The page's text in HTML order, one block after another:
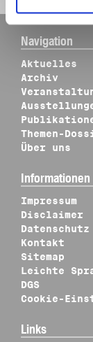
Navigation
Aktuelles
Archiv
Themen-
Über uns
Informationen
Impressum
Disclaimer
Datenschutz
Kontakt
Sitemap
Leichte
DGS
Cookie-
Links